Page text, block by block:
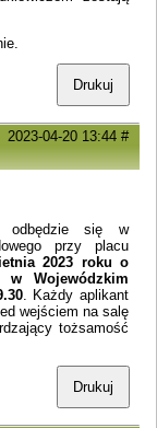
Drukuj
2023-04-20 13:44 #
odbędzie się w
przy placu
2023 roku o
Wojewódzkim
. Każdy aplikant
wejściem na salę
tożsamość
Drukuj